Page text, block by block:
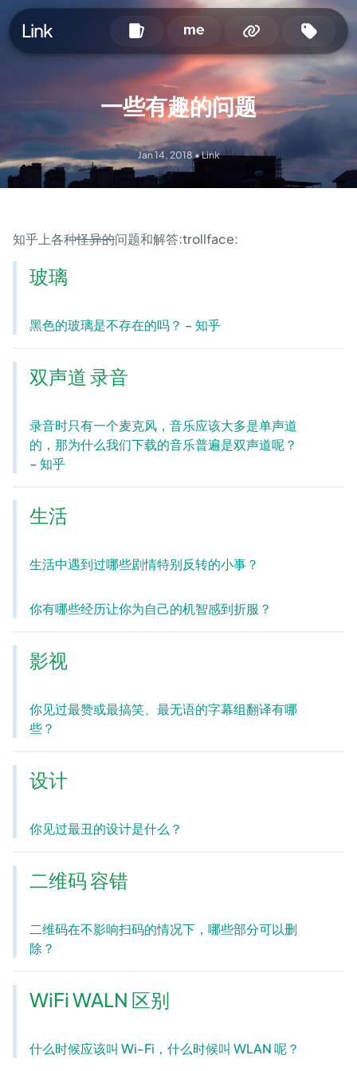
Link
一些有趣的问题
Jan 14, 2018 •Link
知乎上各种怪异的问题和解答:trollface:
玻璃
黑色的玻璃是不存在的吗？ – 知乎
双声道 录音
录音时只有一个麦克风，音乐应该大多是单声道
的，那为什么我们下载的音乐普遍是双声道呢？
– 知乎
生活
生活中遇到过哪些剧情特别反转的小事？
你有哪些经历让你为自己的机智感到折服？
影视
你见过最赞或最搞笑、最无语的字幕组翻译有哪
些？
设计
你见过最丑的设计是什么？
二维码 容错
二维码在不影响扫码的情况下，哪些部分可以删
除？
WiFi WALN 区别
什么时候应该叫 Wi-Fi，什么时候叫 WLAN 呢？